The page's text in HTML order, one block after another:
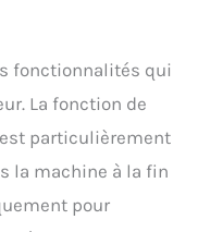
fonctionnalités qui
La fonction de
particulièrement
la machine à la fin
pour